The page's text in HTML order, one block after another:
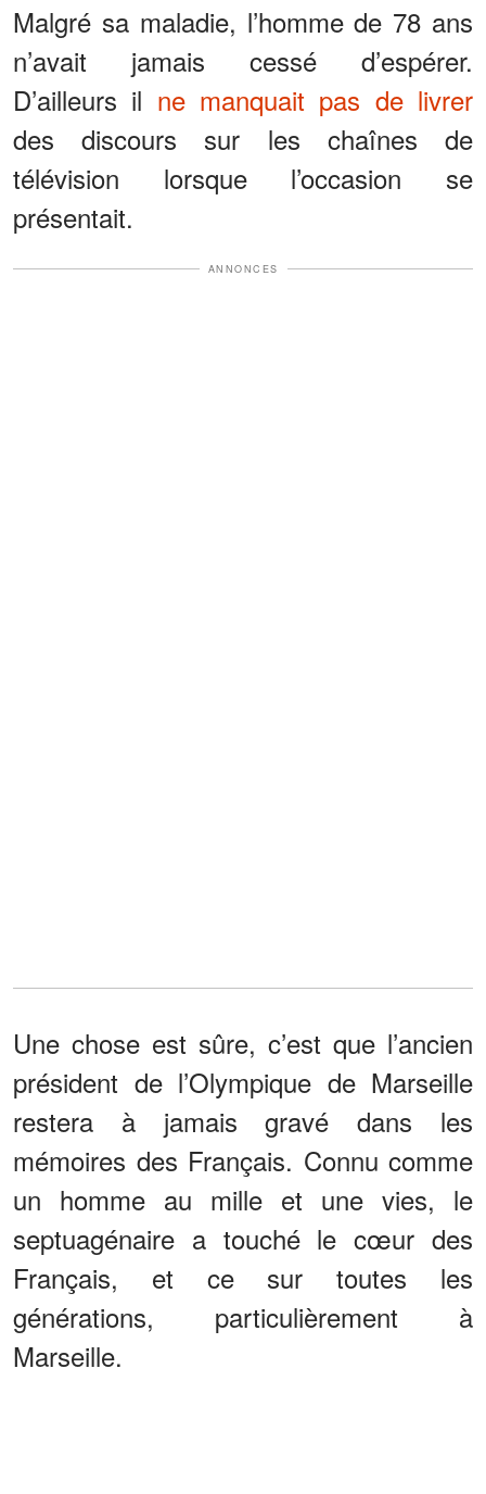
Malgré sa maladie, l’homme de 78 ans
n’avait jamais cessé d’espérer.
D’ailleurs il ne manquait pas de livrer
des discours sur les chaînes de
télévision lorsque l’occasion se
présentait.
ANNONCES
Une chose est sûre, c’est que l’ancien
président de l’Olympique de Marseille
restera à jamais gravé dans les
mémoires des Français. Connu comme
un homme au mille et une vies, le
septuagénaire a touché le cœur des
Français, et ce sur toutes les
générations, particulièrement à
Marseille.